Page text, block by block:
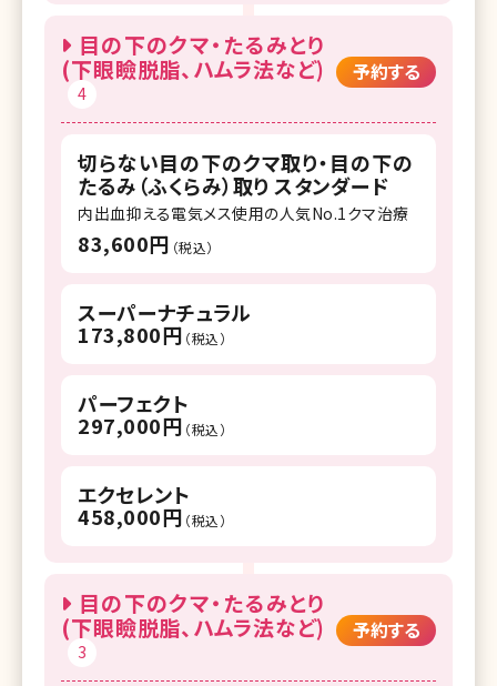
目の下のクマ・たるみとり
(下眼瞼脱脂、ハムラ法など)
4
予約する
切らない目の下のクマ取り・目の下の
たるみ（ふくらみ）取り スタンダード
内出血抑える電気メス使用の人気No.1クマ治療
83,600円 （税込）
スーパーナチュラル
173,800円 （税込）
パーフェクト
297,000円 （税込）
エクセレント
458,000円 （税込）
目の下のクマ・たるみとり
(下眼瞼脱脂、ハムラ法など)
3
予約する